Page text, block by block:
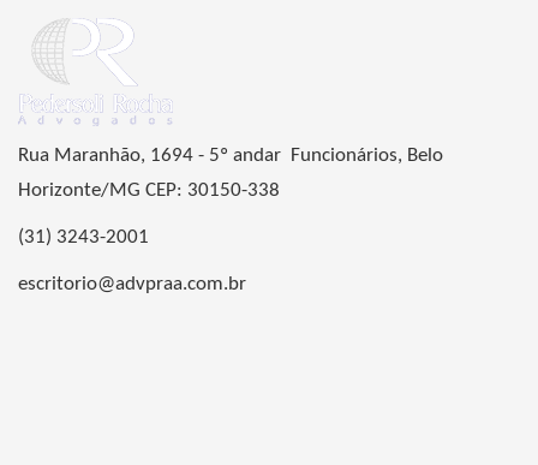
Rua Maranhão, 1694 - 5º andar Funcionários, Belo
Horizonte/MG CEP: 30150-338
(31) 3243-2001
escritorio@advpraa.com.br